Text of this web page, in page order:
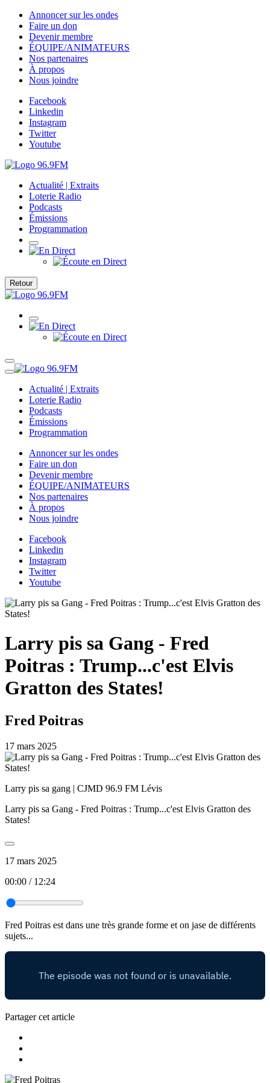
Annoncer sur les ondes
Faire un don
Devenir membre
ÉQUIPE/ANIMATEURS
Nos partenaires
À propos
Nous joindre
Facebook
Linkedin
Instagram
Twitter
Youtube
Actualité | Extraits
Loterie Radio
Podcasts
Émissions
Programmation
Retour
Actualité | Extraits
Loterie Radio
Podcasts
Émissions
Programmation
Annoncer sur les ondes
Faire un don
Devenir membre
ÉQUIPE/ANIMATEURS
Nos partenaires
À propos
Nous joindre
Facebook
Linkedin
Instagram
Twitter
Youtube
Larry pis sa Gang - Fred
Poitras : Trump...c'est Elvis
Gratton des States!
Fred Poitras
17 mars 2025
Larry pis sa gang | CJMD 96.9 FM Lévis
Larry pis sa Gang - Fred Poitras : Trump...c'est Elvis Gratton des
States!
17 mars 2025
00:00 / 12:24
Fred Poitras est dans une très grande forme et on jase de différents
sujets...
Partager cet article